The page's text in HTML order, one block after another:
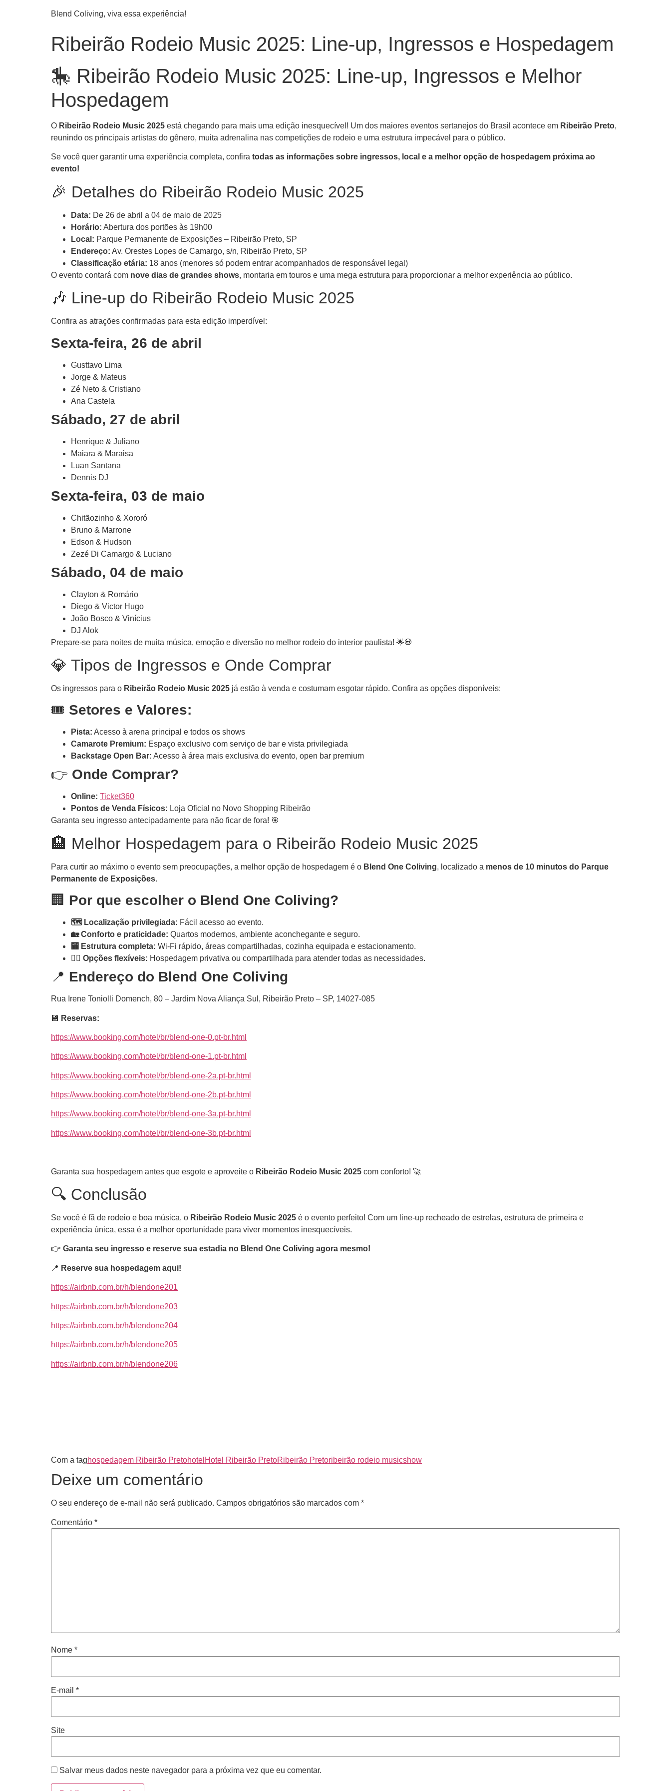
Blend Coliving, viva essa experiência!
Ribeirão Rodeio Music 2025: Line-up, Ingressos e Hospedagem
🎠 Ribeirão Rodeio Music 2025: Line-up, Ingressos e Melhor
Hospedagem
O Ribeirão Rodeio Music 2025 está chegando para mais uma edição inesquecível! Um dos maiores eventos sertanejos do Brasil acontece em Ribeirão Preto,
reunindo os principais artistas do gênero, muita adrenalina nas competições de rodeio e uma estrutura impecável para o público.
Se você quer garantir uma experiência completa, confira todas as informações sobre ingressos, local e a melhor opção de hospedagem próxima ao
evento!
🎉 Detalhes do Ribeirão Rodeio Music 2025
Data: De 26 de abril a 04 de maio de 2025
Horário: Abertura dos portões às 19h00
Local: Parque Permanente de Exposições – Ribeirão Preto, SP
Endereço: Av. Orestes Lopes de Camargo, s/n, Ribeirão Preto, SP
Classificação etária: 18 anos (menores só podem entrar acompanhados de responsável legal)
O evento contará com nove dias de grandes shows, montaria em touros e uma mega estrutura para proporcionar a melhor experiência ao público.
🎶 Line-up do Ribeirão Rodeio Music 2025
Confira as atrações confirmadas para esta edição imperdível:
Sexta-feira, 26 de abril
Gusttavo Lima
Jorge & Mateus
Zé Neto & Cristiano
Ana Castela
Sábado, 27 de abril
Henrique & Juliano
Maiara & Maraisa
Luan Santana
Dennis DJ
Sexta-feira, 03 de maio
Chitãozinho & Xororó
Bruno & Marrone
Edson & Hudson
Zezé Di Camargo & Luciano
Sábado, 04 de maio
Clayton & Romário
Diego & Victor Hugo
João Bosco & Vinícius
DJ Alok
Prepare-se para noites de muita música, emoção e diversão no melhor rodeio do interior paulista! 🌟💀
💎 Tipos de Ingressos e Onde Comprar
Os ingressos para o Ribeirão Rodeio Music 2025 já estão à venda e costumam esgotar rápido. Confira as opções disponíveis:
🎟️ Setores e Valores:
Pista: Acesso à arena principal e todos os shows
Camarote Premium: Espaço exclusivo com serviço de bar e vista privilegiada
Backstage Open Bar: Acesso à área mais exclusiva do evento, open bar premium
👉 Onde Comprar?
Online: Ticket360
Pontos de Venda Físicos: Loja Oficial no Novo Shopping Ribeirão
Garanta seu ingresso antecipadamente para não ficar de fora! 🎯
🏨 Melhor Hospedagem para o Ribeirão Rodeio Music 2025
Para curtir ao máximo o evento sem preocupações, a melhor opção de hospedagem é o Blend One Coliving, localizado a menos de 10 minutos do Parque
Permanente de Exposições.
🏢 Por que escolher o Blend One Coliving?
🗺️ Localização privilegiada: Fácil acesso ao evento.
🏡 Conforto e praticidade: Quartos modernos, ambiente aconchegante e seguro.
🏧 Estrutura completa: Wi-Fi rápido, áreas compartilhadas, cozinha equipada e estacionamento.
🚶️‍♂️ Opções flexíveis: Hospedagem privativa ou compartilhada para atender todas as necessidades.
📍 Endereço do Blend One Coliving
Rua Irene Toniolli Domench, 80 – Jardim Nova Aliança Sul, Ribeirão Preto – SP, 14027-085
💾 Reservas:
https://www.booking.com/hotel/br/blend-one-0.pt-br.html
https://www.booking.com/hotel/br/blend-one-1.pt-br.html
https://www.booking.com/hotel/br/blend-one-2a.pt-br.html
https://www.booking.com/hotel/br/blend-one-2b.pt-br.html
https://www.booking.com/hotel/br/blend-one-3a.pt-br.html
https://www.booking.com/hotel/br/blend-one-3b.pt-br.html
Garanta sua hospedagem antes que esgote e aproveite o Ribeirão Rodeio Music 2025 com conforto! 🚀
🔍 Conclusão
Se você é fã de rodeio e boa música, o Ribeirão Rodeio Music 2025 é o evento perfeito! Com um line-up recheado de estrelas, estrutura de primeira e
experiência única, essa é a melhor oportunidade para viver momentos inesquecíveis.
👉 Garanta seu ingresso e reserve sua estadia no Blend One Coliving agora mesmo!
📍 Reserve sua hospedagem aqui!
https://airbnb.com.br/h/blendone201
https://airbnb.com.br/h/blendone203
https://airbnb.com.br/h/blendone204
https://airbnb.com.br/h/blendone205
https://airbnb.com.br/h/blendone206
Com a taghospedagem Ribeirão Pretohotel Hotel Ribeirão PretoRibeirão Pretoribeirão rodeio musicshow
Deixe um comentário
O seu endereço de e-mail não será publicado. Campos obrigatórios são marcados com *
Comentário *
Nome *
E-mail *
Site
Salvar meus dados neste navegador para a próxima vez que eu comentar.